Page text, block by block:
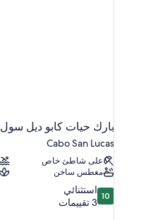
بارك حيات كابو ديل سول
Cabo San Lucas
على شاطئ خاص
مغطس ساخن
10.0
من
10 استثنائي
3 تقييمات